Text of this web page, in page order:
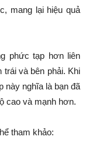
mang lại hiệu quả
phức tạp hơn liên
trái và bên phải. Khi
này nghĩa là bạn đã
cao và mạnh hơn.
tham khảo: